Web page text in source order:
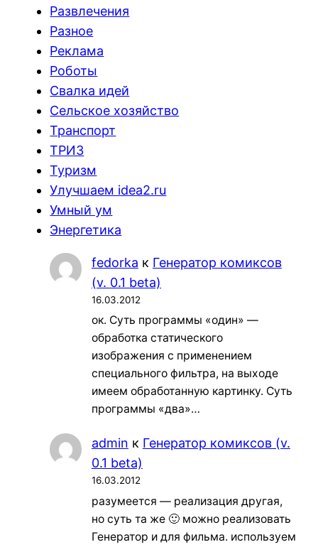
Развлечения
Разное
Реклама
Роботы
Свалка идей
Сельское хозяйство
Транспорт
ТРИЗ
Туризм
Улучшаем idea2.ru
Умный ум
Энергетика
fedorka к Генератор комиксов
(v. 0.1 beta)
16.03.2012
ок. Суть программы «один» —
обработка статического
изображения с применением
специального фильтра, на выходе
имеем обработанную картинку. Суть
программы «два»…
admin к Генератор комиксов (v.
0.1 beta)
16.03.2012
разумеется — реализация другая,
но суть та же 🙂 можно реализовать
Генератор и для фильма. используем